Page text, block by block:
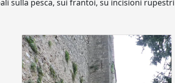
sulla pesca, sui frantoi, su incisioni